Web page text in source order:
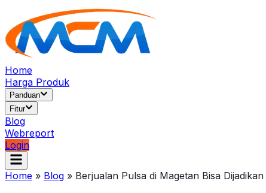
Home
Harga Produk
Panduan
Fitur
Blog
Webreport
Login
Home » Blog » Berjualan Pulsa di Magetan Bisa